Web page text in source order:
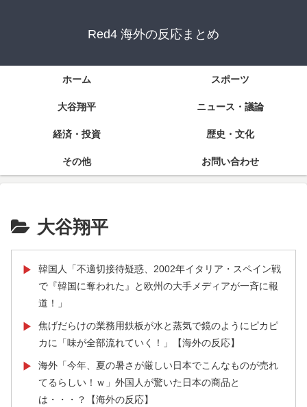
Red4 海外の反応まとめ
ホーム スポーツ
大谷翔平 ニュース・議論
経済・投資 歴史・文化
その他 お問い合わせ
大谷翔平
▶
韓国人「不適切接待疑惑、2002年イタリア・スペイン戦
で『韓国に奪われた』と欧州の大手メディアが一斉に報
道！」
▶
焦げだらけの業務用鉄板が水と蒸気で鏡のようにピカピ
カに「味が全部流れていく！」【海外の反応】
▶
海外「今年、夏の暑さが厳しい日本でこんなものが売れ
てるらしい！ｗ」外国人が驚いた日本の商品と
は・・・？【海外の反応】